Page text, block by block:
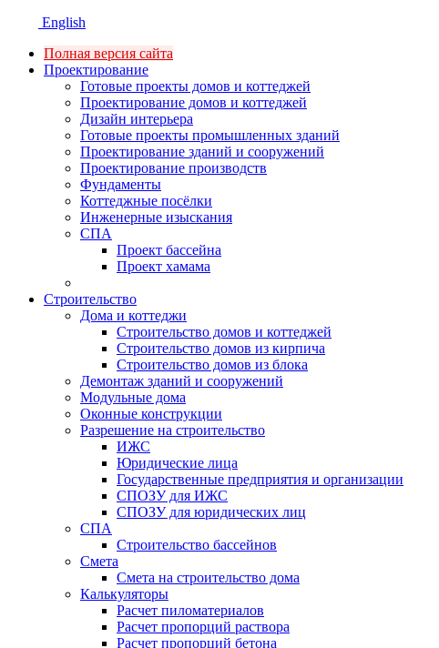
English
Полная версия сайта
Проектирование
Готовые проекты домов и коттеджей
Проектирование домов и коттеджей
Дизайн интерьера
Готовые проекты промышленных зданий
Проектирование зданий и сооружений
Проектирование производств
Фундаменты
Коттеджные посёлки
Инженерные изыскания
СПА
Проект бассейна
Проект хамама
Строительство
Дома и коттеджи
Строительство домов и коттеджей
Строительство домов из кирпича
Строительство домов из блока
Демонтаж зданий и сооружений
Модульные дома
Оконные конструкции
Разрешение на строительство
ИЖС
Юридические лица
Государственные предприятия и организации
СПОЗУ для ИЖС
СПОЗУ для юридических лиц
СПА
Строительство бассейнов
Смета
Смета на строительство дома
Калькуляторы
Расчет пиломатериалов
Расчет пропорций раствора
Расчет пропорций бетона